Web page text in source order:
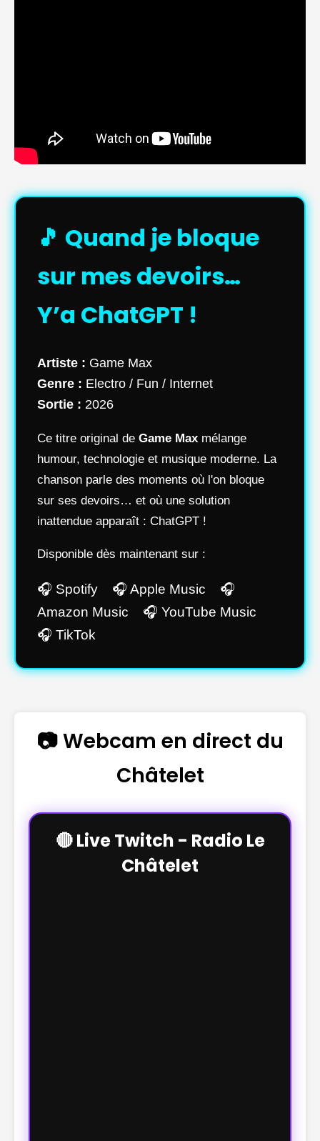
🎵 Quand je bloque
sur mes devoirs…
Y’a ChatGPT !
Artiste : Game Max
Genre : Electro / Fun / Internet
Sortie : 2026
Ce titre original de Game Max mélange
humour, technologie et musique moderne. La
chanson parle des moments où l'on bloque
sur ses devoirs… et où une solution
inattendue apparaît : ChatGPT !
Disponible dès maintenant sur :
🎧 Spotify 🎧 Apple Music 🎧
Amazon Music 🎧 YouTube Music
🎧 TikTok
📷 Webcam en direct du
Châtelet
🔴 Live Twitch - Radio Le
Châtelet